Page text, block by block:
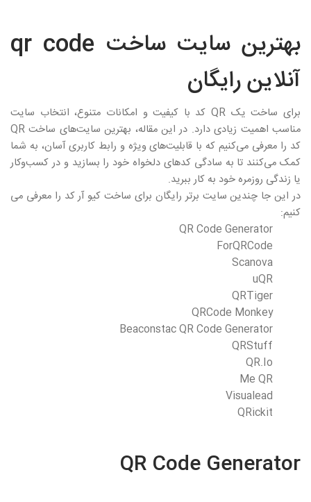
بهترین سایت ساخت qr code
آنلاین رایگان
برای ساخت یک QRکد با کیفیت و امکانات متنوع، انتخاب سایت
مناسب اهمیت زیادی دارد. در این مقاله، بهترین سایت‌های ساخت QR
کد را معرفی می‌کنیم که با قابلیت‌های ویژه و رابط کاربری آسان، به شما
کمک می‌کنند تا به سادگی کدهای دلخواه خود را بسازید و در کسب‌وکار
یا زندگی روزمره خود به کار ببرید.
در این جا چندین سایت برتر رایگان برای ساخت کیو آر کد را معرفی می
کنیم:
QR Code Generator
ForQRCode
Scanova
uQR
QRTiger
QRCode Monkey
Beaconstac QR Code Generator
QRStuff
QR.Io
Me QR
Visualead
QRickit
QR Code Generator